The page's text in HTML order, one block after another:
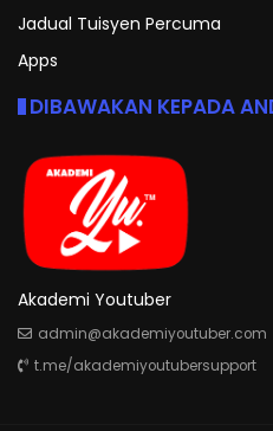
Jadual Tuisyen Percuma
Apps
DIBAWAKAN KEPADA
Akademi Youtuber
admin@akademiyoutuber.com
t.me/akademiyoutubersupport